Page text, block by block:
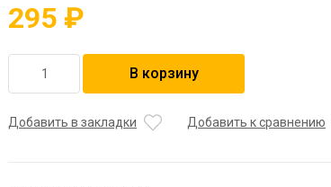
295 ₽
товара
для
В корзину
Добавить в закладки Добавить к сравнению